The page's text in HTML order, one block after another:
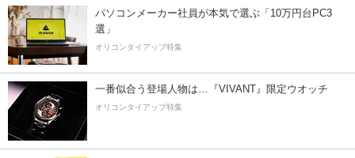
パソコンメーカー社員が本気で選ぶ「10万円台PC3
選」
オリコンタイアップ特集
一番似合う登場人物は…『VIVANT』限定ウオッチ
オリコンタイアップ特集